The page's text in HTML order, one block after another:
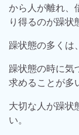
から人が離れ、
り得るのが躁状
躁状態の多くは
躁状態の時に気
求めることが多
大切な人が躁状
い。